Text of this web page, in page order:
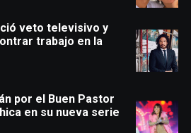
veto televisivo y
trabajo en la
por el Buen Pastor
en su nueva serie